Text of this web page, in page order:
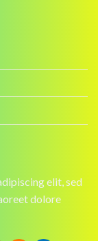
elit, sed
dolore